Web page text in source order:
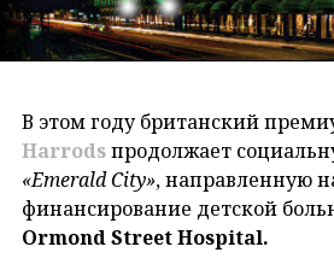
В этом году британский
Harrodsпродолжает
«Emerald City», направленную
финансирование детской
Ormond Street Hospital.